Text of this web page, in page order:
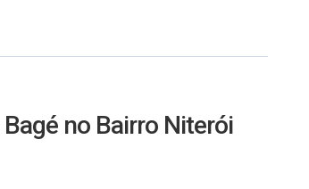
no Bairro Niterói